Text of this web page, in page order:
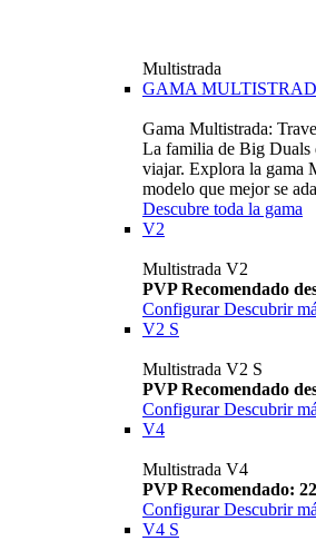
Multistrada
GAMA
Gama Multistrada:
La familia de Big Duals
viajar. Explora la gama
modelo que mejor se
Descubre toda la gama
V2
Multistrada V2
PVP Recomendado
Configurar Descubrir
V2 S
Multistrada V2 S
PVP Recomendado
Configurar Descubrir
V4
Multistrada V4
PVP Recomendado:
Configurar Descubrir
V4 S